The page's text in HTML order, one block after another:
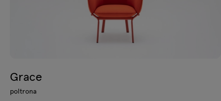
Grace
poltrona